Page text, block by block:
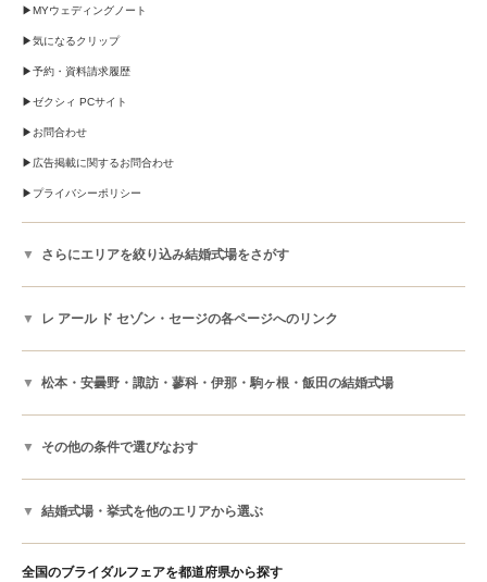
MYウェディングノート
気になるクリップ
予約・資料請求履歴
ゼクシィ PCサイト
お問合わせ
広告掲載に関するお問合わせ
プライバシーポリシー
さらにエリアを絞り込み結婚式場をさがす
レ アール ド セゾン・セージの各ページへのリンク
松本・安曇野・諏訪・蓼科・伊那・駒ヶ根・飯田の結婚式場
その他の条件で選びなおす
結婚式場・挙式を他のエリアから選ぶ
全国のブライダルフェアを都道府県から探す